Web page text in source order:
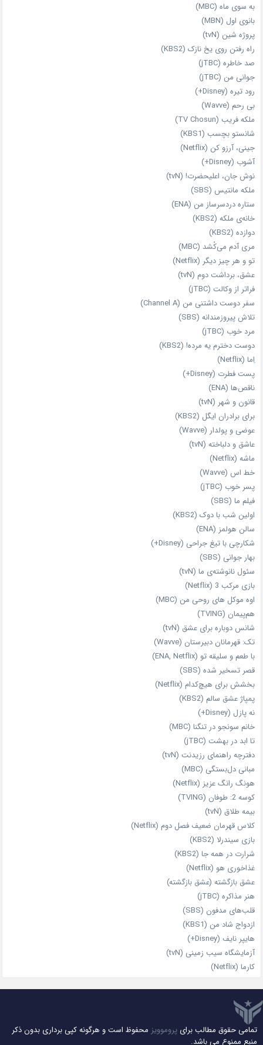
به سوی ماه (MBC)
بانوی اول (MBN)
پروژه شین (tvN)
راه رفتن روی یخ نازک (KBS2)
صد خاطره (jTBC)
جوانی من (jTBC)
رود تیره (Disney+)
بی‌ رحم (Wavve)
ملکه فریب (TV Chosun)
شانستو بچسب (KBS1)
جینی، آرزو کن (Netflix)
آشوب (Disney+)
نوش جان، اعلیحضرت! (tvN)
ملکه‌ مانتیس (SBS)
ستاره دردسرساز من (ENA)
خانه‌ی ملکه (KBS2)
دوازده (KBS2)
مری آدم می‌کُشد (MBC)
تو و هر چیز دیگر (Netflix)
عشق، برداشت دوم (tvN)
فراتر از وکالت (jTBC)
سفر دوست‌ داشتنی من (Channel A)
تلاش پیروزمندانه (SBS)
مرد خوب (jTBC)
دوست دخترم یه مرده! (KBS2)
اِما (Netflix)
پست فطرت (Disney+)
ناقص‌ها (ENA)
قانون و شهر (tvN)
برای برادران ایگل (KBS2)
عوضی و پولدار (Wavve)
عاشق و دلباخته (tvN)
ماشه (Netflix)
خط اس (Wavve)
پسر خوب (jTBC)
فیلم ما (SBS)
اولین شب با دوک (KBS2)
سالن هولمز (ENA)
شکارچی با تیغ جراحی (Disney+)
بهار جوانی (SBS)
سئول نانوشته‌ی ما (tvN)
بازی مرکب 3 (Netflix)
اوه موکل های روحی من (MBC)
هم‌پیمان (TVING)
شانس دوباره برای عشق (tvN)
تک: قهرمانان دبیرستان (Wavve)
با طعم و سلیقه تو (ENA, Netflix)
قصر تسخیر شده (SBS)
بخشش برای هیچ‌کدام (Netflix)
پمپاژ عشق سالم (KBS2)
نه پازل (Disney+)
خانم سونجو در تنگنا (MBC)
تا ابد در بهشت (jTBC)
دفترچه راهنمای رزیدنت (tvN)
مبانی دل‌بستگی (MBC)
هونگ رانگ عزیز (Netflix)
کوسه 2: طوفان (TVING)
بیمه طلاق (tvN)
کلاس قهرمان ضعیف فصل دوم (Netflix)
بازی سیندرلا (KBS2)
شرارت در همه‌ جا (KBS2)
غذاخوری هو (Netflix)
عشق بازگشته (عشق بازگشته)
هنر مذاکره (jTBC)
قلب‌های مدفون (SBS)
ازدواج شاد من (KBS1)
هایپر نایف (Disney+)
آزمایشگاه سیب‌ زمینی (tvN)
کارما (Netflix)
تمامی حقوق مطالب برای پروموویز محفوظ است و هرگونه کپی برداری بدون ذکر
منبع ممنوع می باشد.